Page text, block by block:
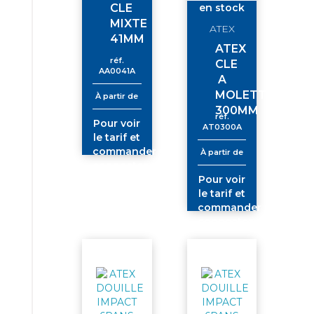
CLE
MIXTE
41MM
réf.
AA0041A
À partir de
Pour voir
le tarif et
commander
en stock
ATEX
ATEX
CLE
A
MOLETTE
300MM
réf.
AT0300A
À partir de
Pour voir
le tarif et
commander